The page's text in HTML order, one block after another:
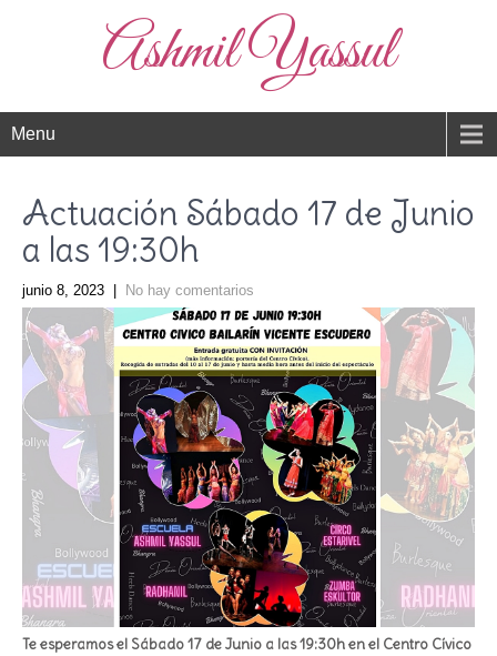
Ashmil Yassul
Menu
Actuación Sábado 17 de Junio
a las 19:30h
junio 8, 2023 No hay comentarios
Te esperamos el Sábado 17 de Junio a las 19:30h en el Centro Cívico